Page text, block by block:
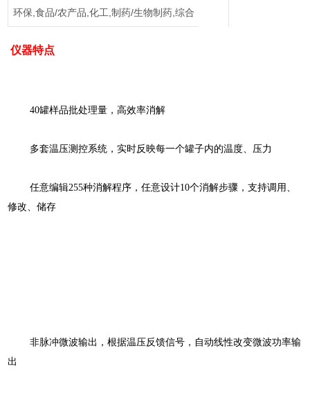
环保,食品/农产品,化工,制药/生物制药,综合
仪器特点
40罐样品批处理量，高效率消解
多套温压测控系统，实时反映每一个罐子内的温度、压力
任意编辑255种消解程序，任意设计10个消解步骤，支持调用、
修改、储存
非脉冲微波输出，根据温压反馈信号，自动线性改变微波功率输
出